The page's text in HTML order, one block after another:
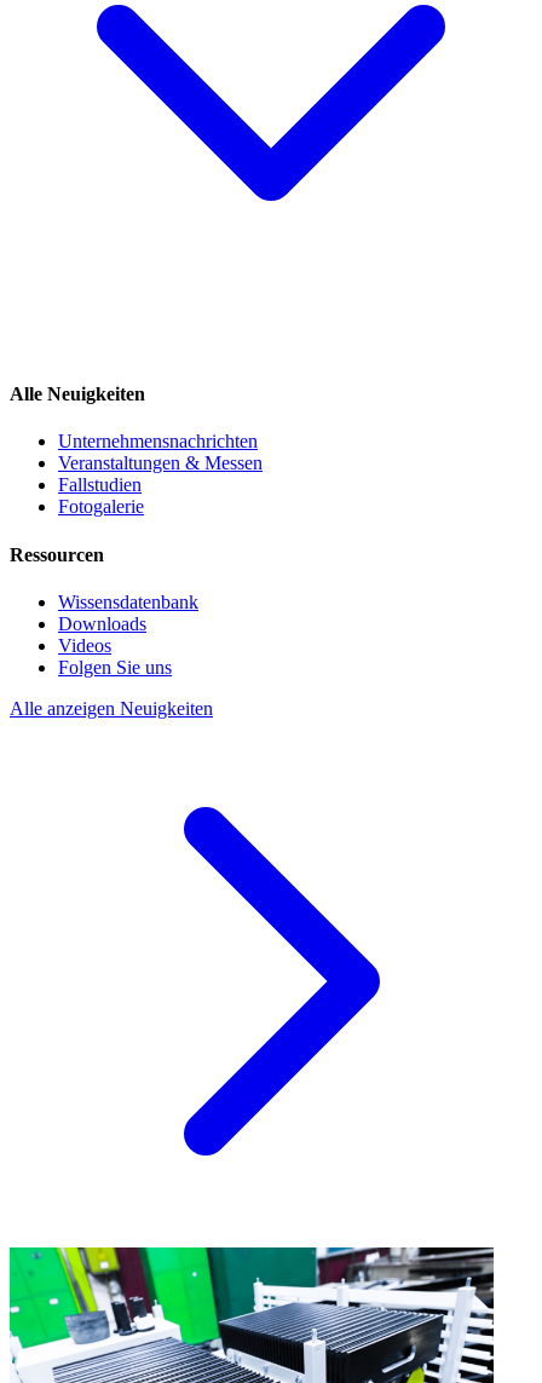
Alle Neuigkeiten
Unternehmensnachrichten
Veranstaltungen & Messen
Fallstudien
Fotogalerie
Ressourcen
Wissensdatenbank
Downloads
Videos
Folgen Sie uns
Alle anzeigen Neuigkeiten